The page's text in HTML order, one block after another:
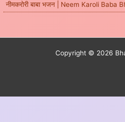
नीमकरोरी बाबा भजन | Neem Karoli Baba
Copyright © 2026